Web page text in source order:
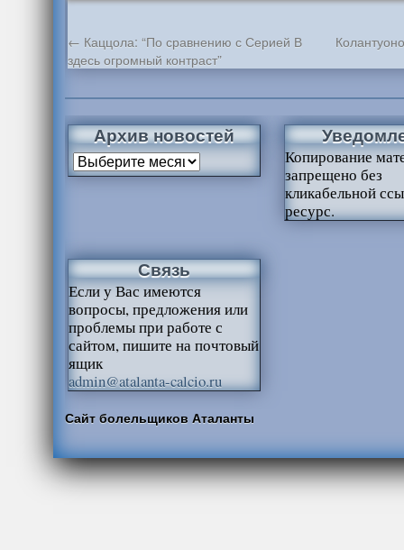
← Каццола: “По сравнению с Серией В
здесь огромный контраст”
Архив новостей
Копирование
запрещено без
кликабельной
ресурс.
Связь
Если у Вас имеются
вопросы, предложения или
проблемы при работе с
сайтом, пишите на почтовый
ящик
admin@atalanta-calcio.ru
Сайт болельщиков Аталанты